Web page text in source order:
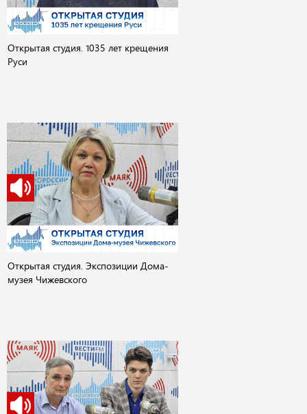
Открытая студия. 1035 лет крещения
Руси
Открытая студия. Экспозиции Дома-
музея Чижевского